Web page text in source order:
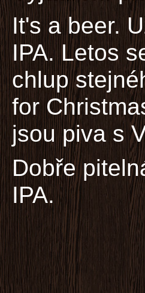
It's a beer.
IPA. Letos
chlup
for
jsou piva s
Dobře
IPA.